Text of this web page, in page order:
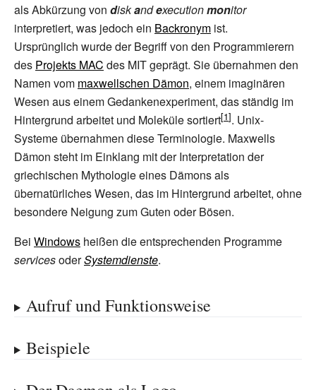
als Abkürzung von diskandexecutionmonitor
interpretiert, was jedoch ein Backronym ist.
Ursprünglich wurde der Begriff von den Programmierern
des Projekts MAC des MIT geprägt. Sie übernahmen den
Namen vom maxwellschen Dämon, einem imaginären
Wesen aus einem Gedankenexperiment, das ständig im
Hintergrund arbeitet und Moleküle sortiert
. Unix-
Systeme übernahmen diese Terminologie. Maxwells
Dämon steht im Einklang mit der Interpretation der
griechischen Mythologie eines Dämons als
übernatürliches Wesen, das im Hintergrund arbeitet, ohne
besondere Neigung zum Guten oder Bösen.
Bei Windows heißen die entsprechenden Programme
servicesoderSystemdienste.
Aufruf und Funktionsweise
Beispiele